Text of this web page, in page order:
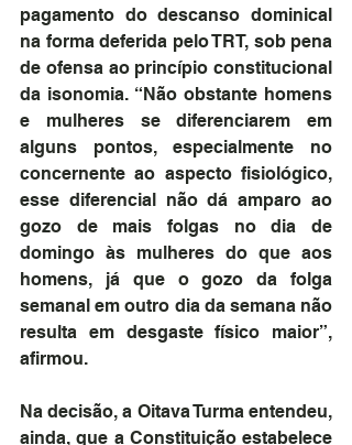
pagamento do descanso dominical
na forma deferida pelo TRT, sob pena
de ofensa ao princípio constitucional
da isonomia. “Não obstante homens
e mulheres se diferenciarem em
alguns pontos, especialmente no
concernente ao aspecto fisiológico,
esse diferencial não dá amparo ao
gozo de mais folgas no dia de
domingo às mulheres do que aos
homens, já que o gozo da folga
semanal em outro dia da semana não
resulta em desgaste físico maior”,
afirmou.
Na decisão, a Oitava Turma entendeu,
ainda, que a Constituição estabelece